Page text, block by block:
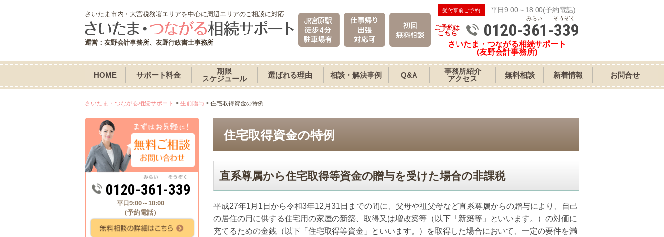
さいたま市内・大宮税務署エリアを中心に周辺エリアのご相談に対応
運営：友野会計事務所、友野行政書士事務所
受付事前ご予約 平日9:00～18:00(予約電話)
ご予約は
こちら
みらい そうぞく
0120-361-339
さいたま・つながる相続サポート
(友野会計事務所)
HOME サポート料金
期限
スケジュール
選ばれる理由 相談・解決事例 Q&A
事務所紹介
アクセス
無料相談 新着情報 お問合せ
さいたま・つながる相続サポート > 生前贈与 > 住宅取得資金の特例
住宅取得資金の特例
直系尊属から住宅取得等資金の贈与を受けた場合の非課税
平成27年1 月 1 日から令和3年12 月 31 日までの間に、父母や祖父母など直系尊属からの贈与により、自己
の居住の用に供する住宅用の家屋の新築、取得又は増改築等（以下「新築等」といいます。）の対価に
充てるための金銭（以下「住宅取得等資金」といいます。）を取得した場合において、一定の要件を満
0120-361-339
平日9:00～18:00
（予約電話）